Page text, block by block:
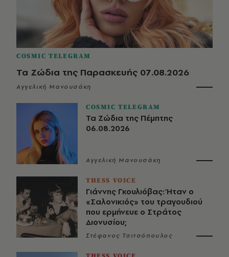
COSMIC TELEGRAM
Τα Ζώδια της Παρασκευής 07.08.2026
Αγγελική Μανουσάκη
COSMIC TELEGRAM
Τα Ζώδια της Πέμπτης
06.08.2026
Αγγελική Μανουσάκη
THESS VOICE
Γιάννης Γκουλιόβας: Ήταν ο
«Σαλονικιός» του τραγουδιού
που ερμήνευε ο Στράτος
Διονυσίου;
Στέφανος Τσιτσόπουλος